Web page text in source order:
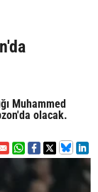
Muhammed
olacak.